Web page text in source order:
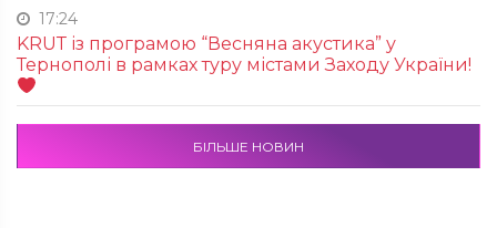
17:24
KRUТ із програмою “Весняна акустика” у
Тернополі в рамках туру містами Заходу України!
БІЛЬШЕ НОВИН